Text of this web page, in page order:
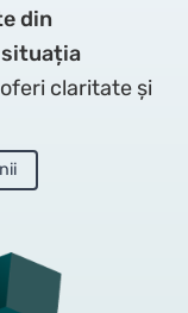
din
situația
claritate și